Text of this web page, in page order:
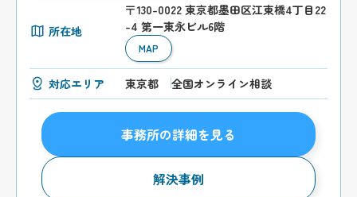
所在地
〒130-0022 東京都墨田区江東橋4丁目22
-4 第一東永ビル6階
MAP
対応エリア 東京都 全国オンライン相談
事務所の詳細を見る
解決事例